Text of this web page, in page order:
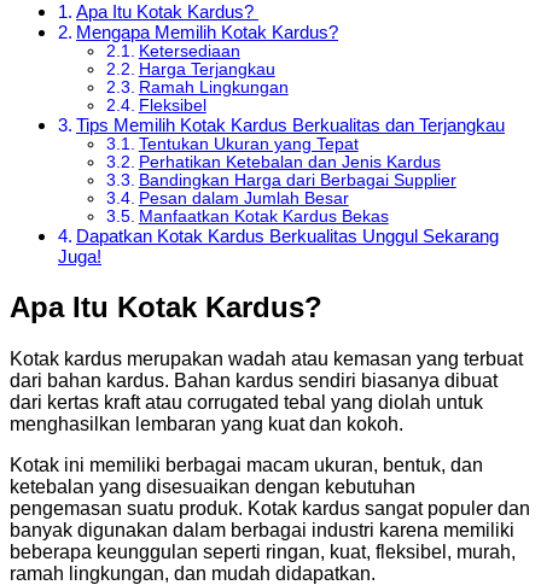
Apa Itu Kotak Kardus?
Mengapa Memilih Kotak Kardus?
Ketersediaan
Harga Terjangkau
Ramah Lingkungan
Fleksibel
Tips Memilih Kotak Kardus Berkualitas dan Terjangkau
Tentukan Ukuran yang Tepat
Perhatikan Ketebalan dan Jenis Kardus
Bandingkan Harga dari Berbagai Supplier
Pesan dalam Jumlah Besar
Manfaatkan Kotak Kardus Bekas
Dapatkan Kotak Kardus Berkualitas Unggul Sekarang
Juga!
Apa Itu Kotak Kardus?
Kotak kardus merupakan wadah atau kemasan yang terbuat
dari bahan kardus. Bahan kardus sendiri biasanya dibuat
dari kertas kraft atau corrugated tebal yang diolah untuk
menghasilkan lembaran yang kuat dan kokoh.
Kotak ini memiliki berbagai macam ukuran, bentuk, dan
ketebalan yang disesuaikan dengan kebutuhan
pengemasan suatu produk. Kotak kardus sangat populer dan
banyak digunakan dalam berbagai industri karena memiliki
beberapa keunggulan seperti ringan, kuat, fleksibel, murah,
ramah lingkungan, dan mudah didapatkan.